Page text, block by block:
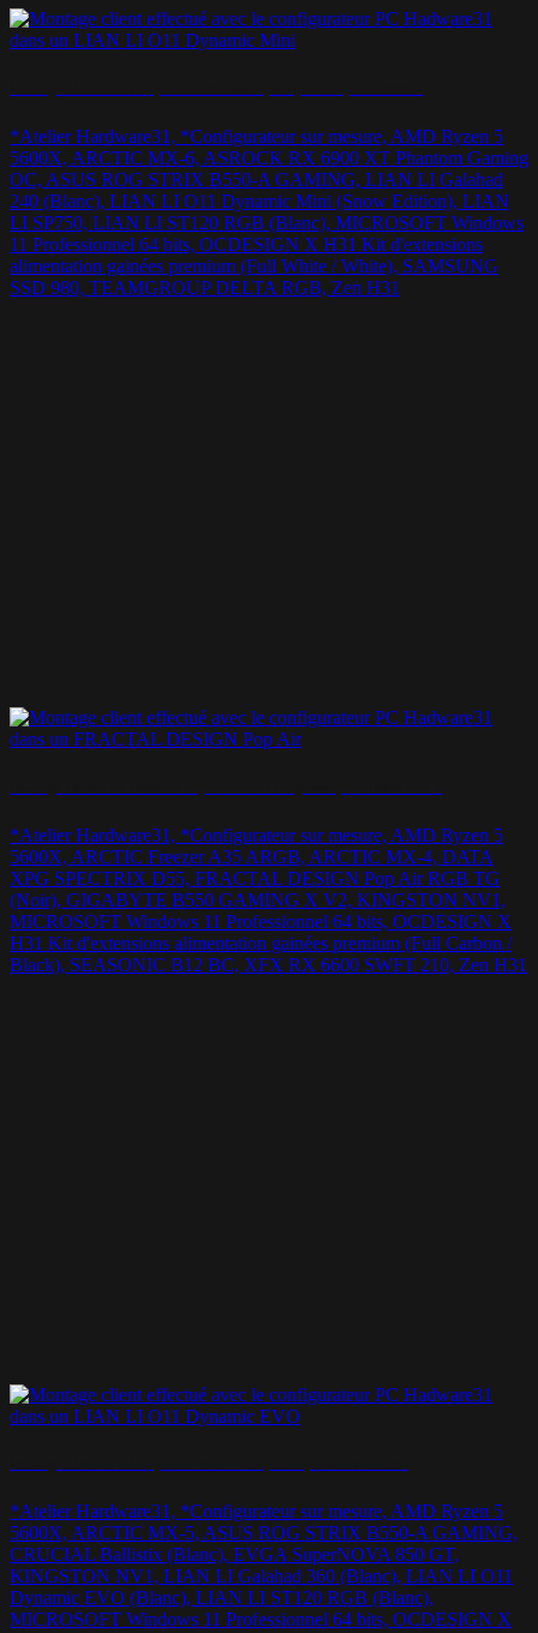
*Atelier Hardware31, *Configurateur sur mesure, AMD Ryzen 5
5600X, ARCTIC MX-6, ASROCK RX 6900 XT Phantom Gaming
OC, ASUS ROG STRIX B550-A GAMING, LIAN LI Galahad
240 (Blanc), LIAN LI O11 Dynamic Mini (Snow Edition), LIAN
LI SP750, LIAN LI ST120 RGB (Blanc), MICROSOFT Windows
11 Professionnel 64 bits, OCDESIGN X H31 Kit d'extensions
alimentation gainées premium (Full White / White), SAMSUNG
SSD 980, TEAMGROUP DELTA RGB, Zen H31
*Atelier Hardware31, *Configurateur sur mesure, AMD Ryzen 5
5600X, ARCTIC Freezer A35 ARGB, ARCTIC MX-4, DATA
XPG SPECTRIX D55, FRACTAL DESIGN Pop Air RGB TG
(Noir), GIGABYTE B550 GAMING X V2, KINGSTON NV1,
MICROSOFT Windows 11 Professionnel 64 bits, OCDESIGN X
H31 Kit d'extensions alimentation gainées premium (Full Carbon /
Black), SEASONIC B12 BC, XFX RX 6600 SWFT 210, Zen H31
*Atelier Hardware31, *Configurateur sur mesure, AMD Ryzen 5
5600X, ARCTIC MX-5, ASUS ROG STRIX B550-A GAMING,
CRUCIAL Ballistix (Blanc), EVGA SuperNOVA 850 GT,
KINGSTON NV1, LIAN LI Galahad 360 (Blanc), LIAN LI O11
Dynamic EVO (Blanc), LIAN LI ST120 RGB (Blanc),
MICROSOFT Windows 11 Professionnel 64 bits, OCDESIGN X